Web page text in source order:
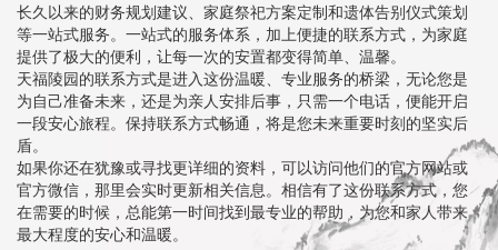
长久以来的财务规划建议、家庭祭祀方案定制和遗体告别仪式策划
等一站式服务。一站式的服务体系，加上便捷的联系方式，为家庭
提供了极大的便利，让每一次的安置都变得简单、温馨。
天福陵园的联系方式是进入这份温暖、专业服务的桥梁，无论您是
为自己准备未来，还是为亲人安排后事，只需一个电话，便能开启
一段安心旅程。保持联系方式畅通，将是您未来重要时刻的坚实后
盾。
如果你还在犹豫或寻找更详细的资料，可以访问他们的官方网站或
官方微信，那里会实时更新相关信息。相信有了这份联系方式，您
在需要的时候，总能第一时间找到最专业的帮助，为您和家人带来
最大程度的安心和温暖。